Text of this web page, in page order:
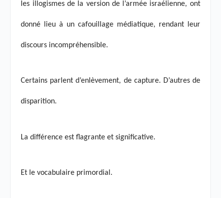
les illogismes de la version de l’armée israélienne, ont
donné lieu à un cafouillage médiatique, rendant leur
discours incompréhensible.
Certains parlent d’enlèvement, de capture. D’autres de
disparition.
La différence est flagrante et significative.
Et le vocabulaire primordial.